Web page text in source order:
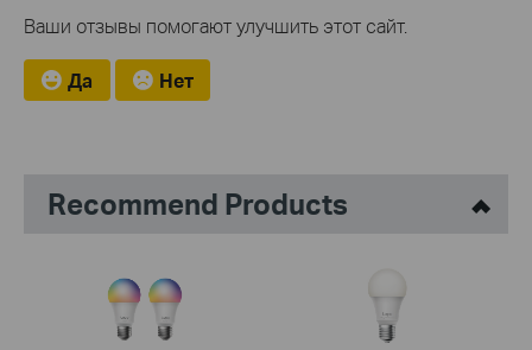
Ваши отзывы помогают улучшить этот сайт.
Да Нет
Recommend Products